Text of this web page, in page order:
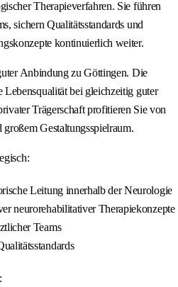
Therapieverfahren. Sie führen
sichern Qualitätsstandards und
kontinuierlich weiter.
Anbindung zu Göttingen. Die
Lebensqualität bei gleichzeitig guter
Trägerschaft profitieren Sie von
Gestaltungsspielraum.
Leitung innerhalb der Neurologie
neurorehabilitativer Therapiekonzepte
Teams